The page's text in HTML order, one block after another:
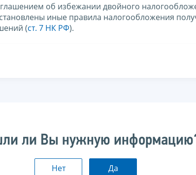
об избежании двойного
иные правила налогообложения
(ст. 7 НК РФ).
ли Вы нужную
Нет Да